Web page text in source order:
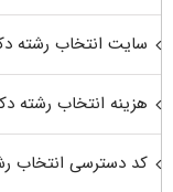
سایت انتخاب رشته
هزینه انتخاب رشته
کد دسترسی انتخاب